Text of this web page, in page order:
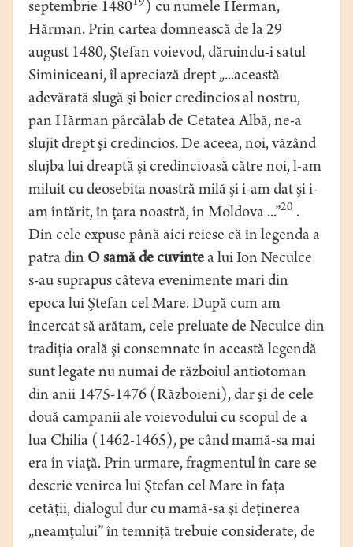
septembrie 148019) cu numele Herman,
Hărman. Prin cartea domnească de la 29
august 1480, Ştefan voievod, dăruindu-i satul
Siminiceani, îl apreciază drept „...această
adevărată slugă şi boier credincios al nostru,
pan Hărman pârcălab de Cetatea Albă, ne-a
slujit drept şi credincios. De aceea, noi, văzând
slujba lui dreaptă şi credincioasă către noi, l-am
miluit cu deosebita noastră milă şi i-am dat şi i-
am întărit, în ţara noastră, în Moldova ...”20 .
Din cele expuse până aici reiese că în legenda a
patra din O samă de cuvintea lui Ion Neculce
s-au suprapus câteva evenimente mari din
epoca lui Ştefan cel Mare. După cum am
încercat să arătam, cele preluate de Neculce din
tradiţia orală şi consemnate în această legendă
sunt legate nu numai de războiul antiotoman
din anii 1475-1476 (Războieni), dar şi de cele
două campanii ale voievodului cu scopul de a
lua Chilia (1462-1465), pe când mamă-sa mai
era în viaţă. Prin urmare, fragmentul în care se
descrie venirea lui Ştefan cel Mare în faţa
cetăţii, dialogul dur cu mamă-sa şi deţinerea
„neamţului” în temniţă trebuie considerate, de